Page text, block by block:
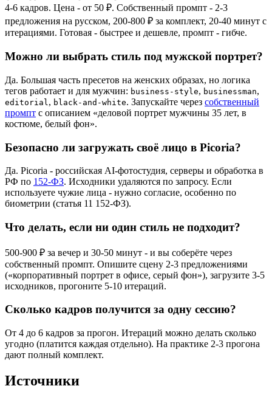
4-6 кадров. Цена - от 50 ₽. Собственный промпт - 2-3
предложения на русском, 200-800 ₽ за комплект, 20-40 минут с
итерациями. Готовая - быстрее и дешевле, промпт - гибче.
Можно ли выбрать стиль под мужской портрет?
Да. Большая часть пресетов на женских образах, но логика
тегов работает и для мужчин: business-style, businessman,
editorial , black-and-white. Запускайте через собственный
промпт с описанием «деловой портрет мужчины 35 лет, в
костюме, белый фон».
Безопасно ли загружать своё лицо в Picoria?
Да. Picoria - российская AI-фотостудия, серверы и обработка в
РФ по 152-ФЗ. Исходники удаляются по запросу. Если
используете чужие лица - нужно согласие, особенно по
биометрии (статья 11 152-ФЗ).
Что делать, если ни один стиль не подходит?
500-900 ₽ за вечер и 30-50 минут - и вы соберёте через
собственный промпт. Опишите сцену 2-3 предложениями
(«корпоративный портрет в офисе, серый фон»), загрузите 3-5
исходников, прогоните 5-10 итераций.
Сколько кадров получится за одну сессию?
От 4 до 6 кадров за прогон. Итераций можно делать сколько
угодно (платится каждая отдельно). На практике 2-3 прогона
дают полный комплект.
Источники